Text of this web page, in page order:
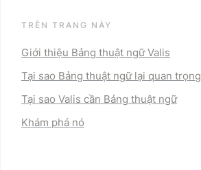
TRÊN TRANG NÀY
Giới thiệu Bảng thuật ngữ Valis
Tại sao Bảng thuật ngữ lại quan trọng
Tại sao Valis cần Bảng thuật ngữ
Khám phá nó